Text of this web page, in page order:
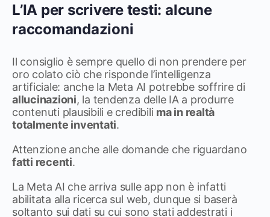
L’IA per scrivere testi: alcune
raccomandazioni
Il consiglio è sempre quello di non prendere per
oro colato ciò che risponde l’intelligenza
artificiale: anche la Meta AI potrebbe soffrire di
allucinazioni, la tendenza delle IA a produrre
contenuti plausibili e credibili ma in realtà
totalmente inventati.
Attenzione anche alle domande che riguardano
fatti recenti.
La Meta AI che arriva sulle app non è infatti
abilitata alla ricerca sul web, dunque si baserà
soltanto sui dati su cui sono stati addestrati i